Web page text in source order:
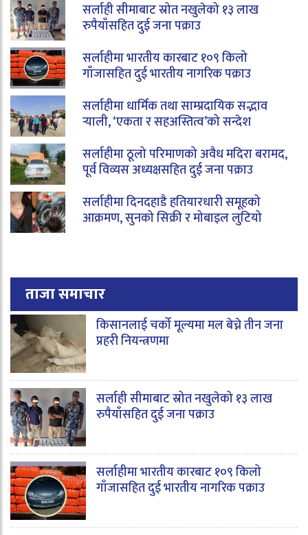
सर्लाही सीमाबाट स्रोत नखुलेको १३ लाख
रुपैयाँसहित दुई जना पक्राउ
सर्लाहीमा भारतीय कारबाट १०९ किलो
गाँजासहित दुई भारतीय नागरिक पक्राउ
सर्लाहीमा धार्मिक तथा साम्प्रदायिक सद्भाव
र्‍याली, ‘एकता र सहअस्तित्व’को सन्देश
सर्लाहीमा ठूलो परिमाणको अवैध मदिरा बरामद,
पूर्व विव्यस अध्यक्षसहित दुई जना पक्राउ
सर्लाहीमा दिनदहाडै हतियारधारी समूहको
आक्रमण, सुनको सिक्री र मोबाइल लुटियो
ताजा समाचार
किसानलाई चर्को मूल्यमा मल बेच्ने तीन जना
प्रहरी नियन्त्रणमा
सर्लाही सीमाबाट स्रोत नखुलेको १३ लाख
रुपैयाँसहित दुई जना पक्राउ
सर्लाहीमा भारतीय कारबाट १०९ किलो
गाँजासहित दुई भारतीय नागरिक पक्राउ